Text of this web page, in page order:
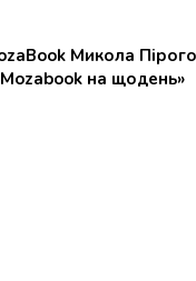
Микола
на щодень»